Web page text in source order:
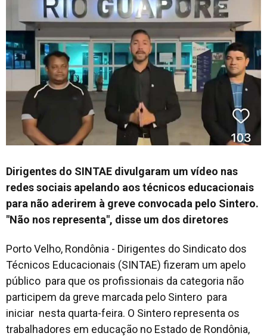
Dirigentes do SINTAE divulgaram um vídeo nas
redes sociais apelando aos técnicos educacionais
para não aderirem à greve convocada pelo Sintero.
"Não nos representa", disse um dos diretores
Porto Velho, Rondônia - Dirigentes do Sindicato dos
Técnicos Educacionais (SINTAE) fizeram um apelo
público para que os profissionais da categoria não
participem da greve marcada pelo Sintero para
iniciar nesta quarta-feira. O Sintero representa os
trabalhadores em educação no Estado de Rondônia,